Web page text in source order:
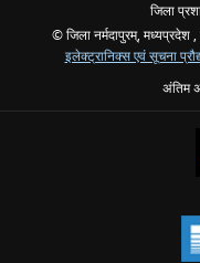
जिला
© जिला नर्मदापुरम्, मध्यप्रदेश
इलेक्ट्रानिक्स एवं सूचना
अंतिम